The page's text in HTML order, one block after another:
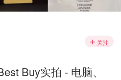
关注
Buy实拍 - 电脑、